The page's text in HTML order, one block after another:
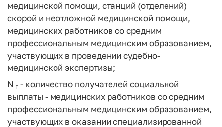
медицинской помощи, станций (отделений)
скорой и неотложной медицинской помощи,
медицинских работников со средним
профессиональным медицинским образованием,
участвующих в проведении судебно-
медицинской экспертизы;
N г - количество получателей социальной
выплаты - медицинских работников со средним
профессиональным медицинским образованием,
участвующих в оказании специализированной